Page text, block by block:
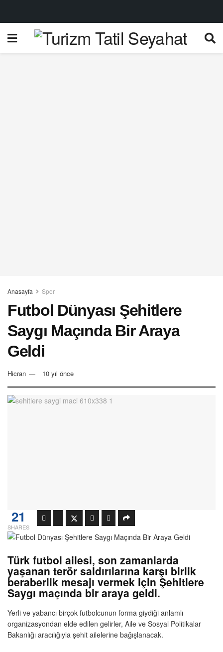
Anasayfa Spor
Futbol Dünyası Şehitlere
Saygı Maçında Bir Araya
Geldi
Hicran 10 yıl önce
21
SHARES
Türk futbol ailesi, son zamanlarda
yaşanan terör saldırılarına karşı birlik
beraberlik mesajı vermek için Şehitlere
Saygı maçında bir araya geldi.
Yerli ve yabancı birçok futbolcunun forma giydiği anlamlı
organizasyondan elde edilen gelirler, Aile ve Sosyal Politikalar
Bakanlığı aracılığıyla şehit ailelerine bağışlanacak.